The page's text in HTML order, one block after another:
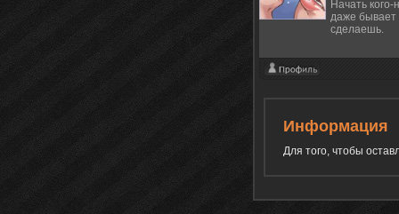
Начать
даже бывает
сделаешь.
Информация
Для того, чтобы